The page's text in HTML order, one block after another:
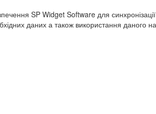
SP Widget Software для синхронізації
даних а також використання даного